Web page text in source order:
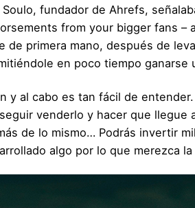
Soulo, fundador de Ahrefs,
from your bigger fans –
de primera mano, después de
en poco tiempo
y al cabo es tan fácil de entender.
venderlo y hacer que llegue
de lo mismo… Podrás invertir
algo por lo que merezca la